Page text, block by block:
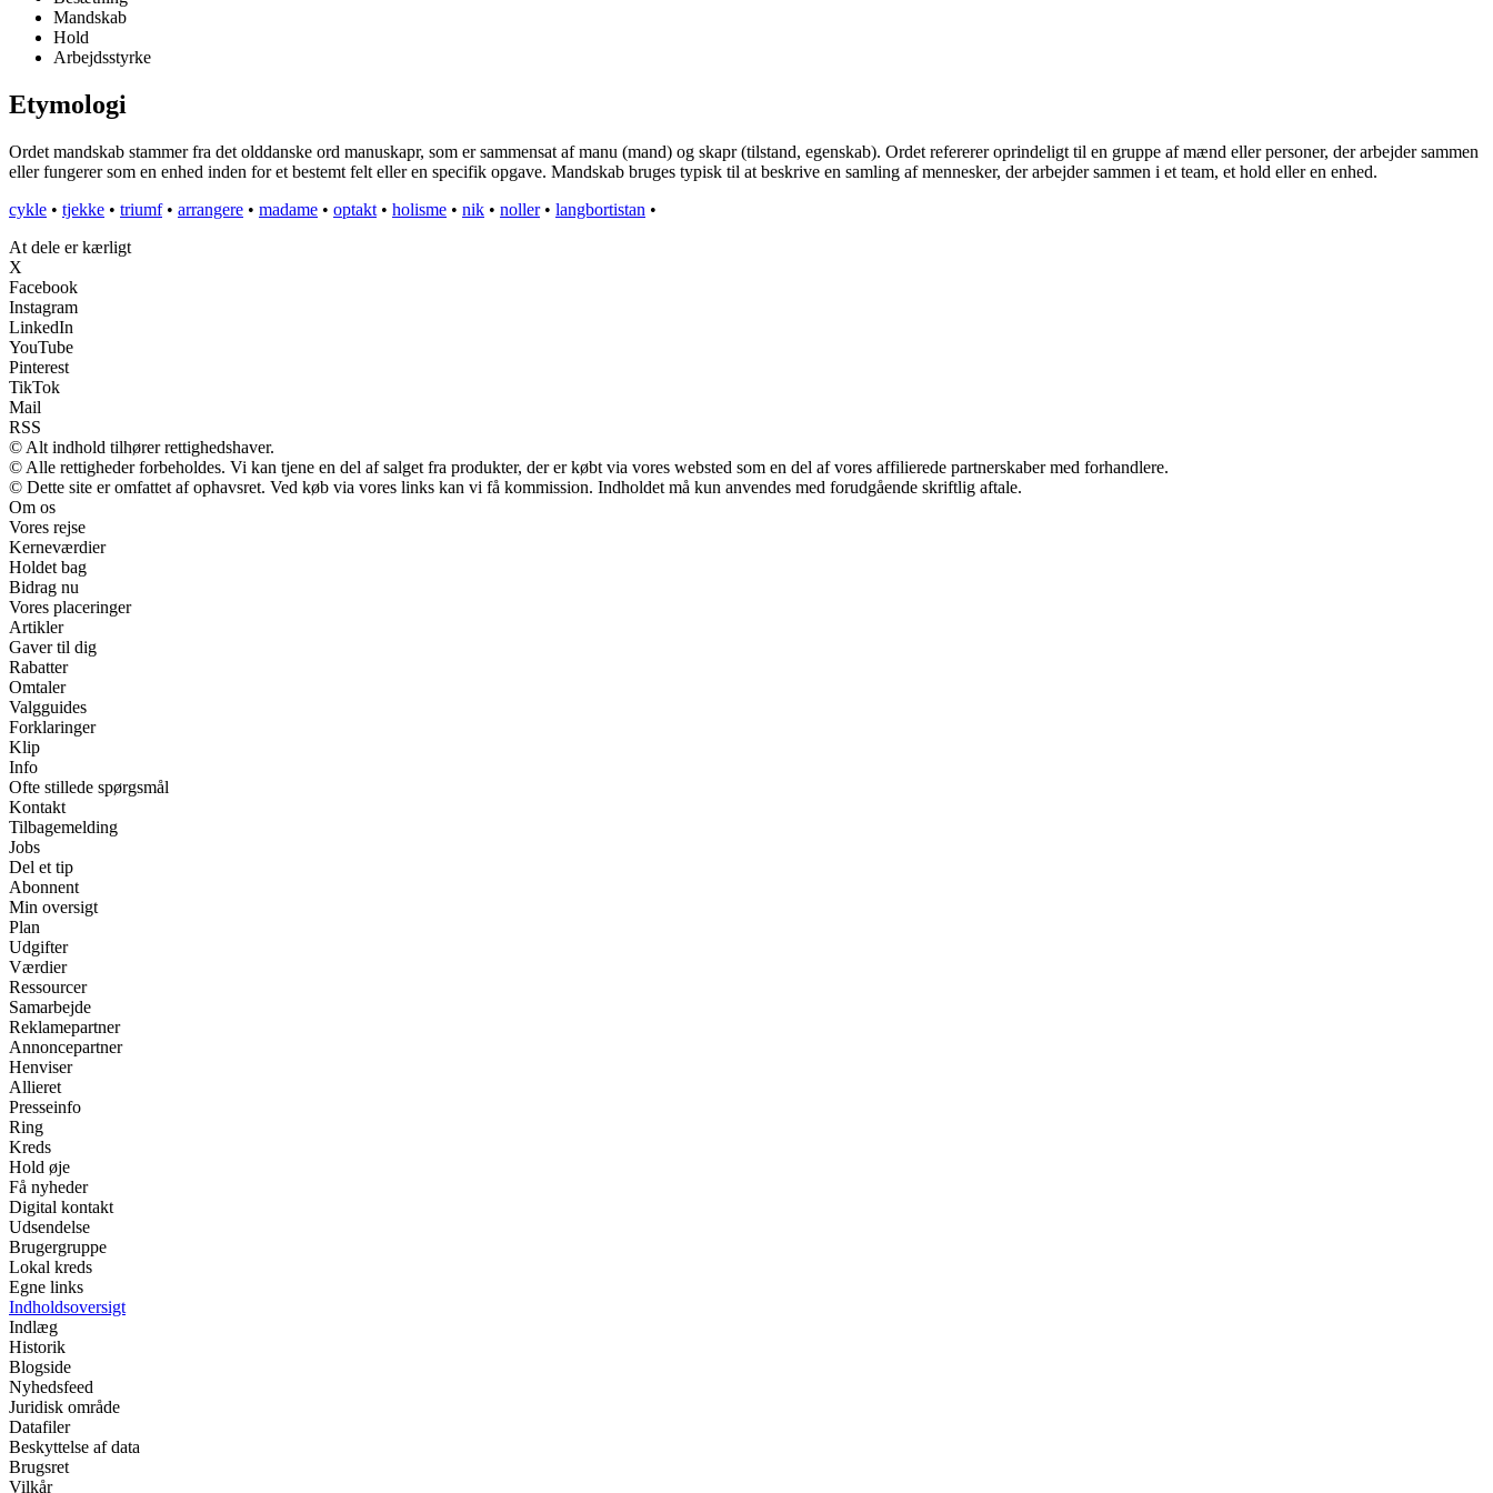
Mandskab
Hold
Arbejdsstyrke
Etymologi
Ordet mandskab stammer fra det olddanske ord manuskapr, som er sammensat af manu (mand) og skapr (tilstand, egenskab). Ordet refererer oprindeligt til en gruppe af mænd eller personer, der arbejder sammen
eller fungerer som en enhed inden for et bestemt felt eller en specifik opgave. Mandskab bruges typisk til at beskrive en samling af mennesker, der arbejder sammen i et team, et hold eller en enhed.
cykle • tjekke • triumf• arrangere • madame • optakt • holisme • nik • noller• langbortistan •
At dele er kærligt
X
Facebook
Instagram
LinkedIn
YouTube
Pinterest
TikTok
Mail
RSS
© Alt indhold tilhører rettighedshaver.
© Alle rettigheder forbeholdes. Vi kan tjene en del af salget fra produkter, der er købt via vores websted som en del af vores affilierede partnerskaber med forhandlere.
© Dette site er omfattet af ophavsret. Ved køb via vores links kan vi få kommission. Indholdet må kun anvendes med forudgående skriftlig aftale.
Om os
Vores rejse
Kerneværdier
Holdet bag
Bidrag nu
Vores placeringer
Artikler
Gaver til dig
Rabatter
Omtaler
Valgguides
Forklaringer
Klip
Info
Ofte stillede spørgsmål
Kontakt
Tilbagemelding
Jobs
Del et tip
Abonnent
Min oversigt
Plan
Udgifter
Værdier
Ressourcer
Samarbejde
Reklamepartner
Annoncepartner
Henviser
Allieret
Presseinfo
Ring
Kreds
Hold øje
Få nyheder
Digital kontakt
Udsendelse
Brugergruppe
Lokal kreds
Egne links
Indholdsoversigt
Indlæg
Historik
Blogside
Nyhedsfeed
Juridisk område
Datafiler
Beskyttelse af data
Brugsret
Vilkår